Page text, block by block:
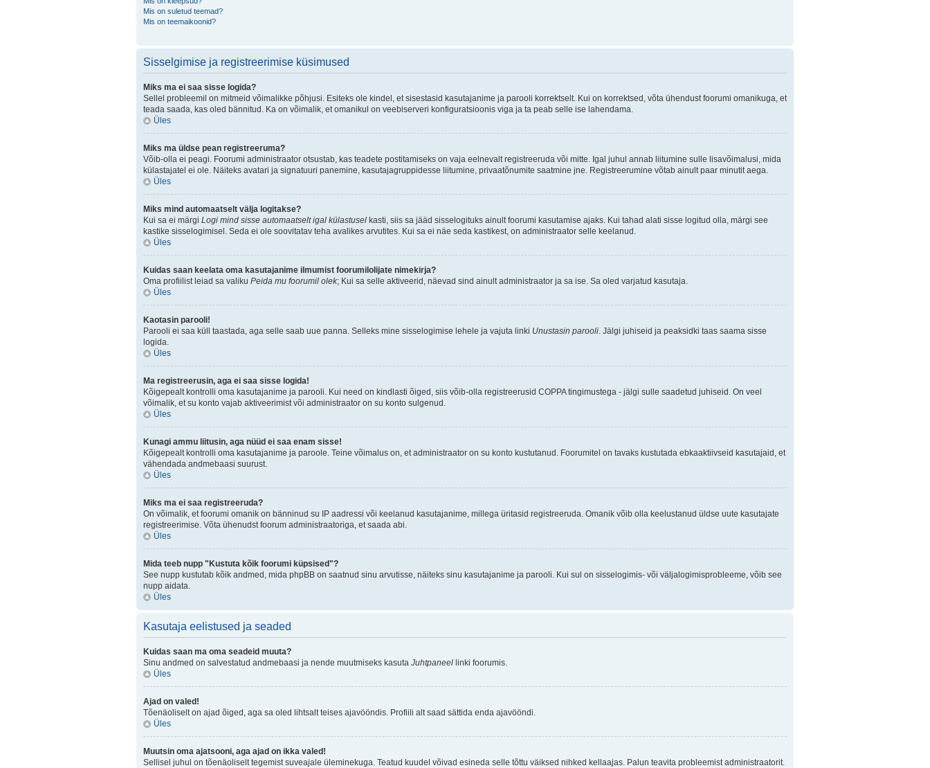
Mis on suletud teemad?
Mis on teemaikoonid?
Sisselgimise ja registreerimise küsimused
Miks ma ei saa sisse logida?
Sellel probleemil on mitmeid võimalikke põhjusi. Esiteks ole kindel, et sisestasid kasutajanime ja parooli korrektselt. Kui on korrektsed, võta ühendust foorumi omanikuga, et
teada saada, kas oled bännitud. Ka on võimalik, et omanikul on veebiserveri konfiguratsioonis viga ja ta peab selle ise lahendama.
Üles
Miks ma üldse pean registreeruma?
Võib-olla ei peagi. Foorumi administraator otsustab, kas teadete postitamiseks on vaja eelnevalt registreeruda või mitte. Igal juhul annab liitumine sulle lisavõimalusi, mida
külastajatel ei ole. Näiteks avatari ja signatuuri panemine, kasutajagruppidesse liitumine, privaatõnumite saatmine jne. Registreerumine võtab ainult paar minutit aega.
Üles
Miks mind automaatselt välja logitakse?
Kui sa ei märgi Logi mind sisse automaatselt igal külastusel kasti, siis sa jääd sisselogituks ainult foorumi kasutamise ajaks. Kui tahad alati sisse logitud olla, märgi see
kastike sisselogimisel. Seda ei ole soovitatav teha avalikes arvutites. Kui sa ei näe seda kastikest, on administraator selle keelanud.
Üles
Kuidas saan keelata oma kasutajanime ilmumist foorumilolijate nimekirja?
Oma profiilist leiad sa valiku Peida mu foorumil olek; Kui sa selle aktiveerid, näevad sind ainult administraator ja sa ise. Sa oled varjatud kasutaja.
Üles
Kaotasin parooli!
Parooli ei saa küll taastada, aga selle saab uue panna. Selleks mine sisselogimise lehele ja vajuta linki Unustasin parooli. Jälgi juhiseid ja peaksidki taas saama sisse
logida.
Üles
Ma registreerusin, aga ei saa sisse logida!
Kõigepealt kontrolli oma kasutajanime ja parooli. Kui need on kindlasti õiged, siis võib-olla registreerusid COPPA tingimustega - jälgi sulle saadetud juhiseid. On veel
võimalik, et su konto vajab aktiveerimist või administraator on su konto sulgenud.
Üles
Kunagi ammu liitusin, aga nüüd ei saa enam sisse!
Kõigepealt kontrolli oma kasutajanime ja paroole. Teine võimalus on, et administraator on su konto kustutanud. Foorumitel on tavaks kustutada ebkaaktiivseid kasutajaid, et
vähendada andmebaasi suurust.
Üles
Miks ma ei saa registreeruda?
On võimalik, et foorumi omanik on bänninud su IP aadressi või keelanud kasutajanime, millega üritasid registreeruda. Omanik võib olla keelustanud üldse uute kasutajate
registreerimise. Võta ühenudst foorum administraatoriga, et saada abi.
Üles
Mida teeb nupp "Kustuta kõik foorumi küpsised"?
See nupp kustutab kõik andmed, mida phpBB on saatnud sinu arvutisse, näiteks sinu kasutajanime ja parooli. Kui sul on sisselogimis- või väljalogimisprobleeme, võib see
nupp aidata.
Üles
Kasutaja eelistused ja seaded
Kuidas saan ma oma seadeid muuta?
Sinu andmed on salvestatud andmebaasi ja nende muutmiseks kasuta Juhtpaneel linki foorumis.
Üles
Ajad on valed!
Tõenäoliselt on ajad õiged, aga sa oled lihtsalt teises ajavööndis. Profiili alt saad sättida enda ajavööndi.
Üles
Muutsin oma ajatsooni, aga ajad on ikka valed!
Sellisel juhul on tõenäoliselt tegemist suveajale üleminekuga. Teatud kuudel võivad esineda selle tõttu väiksed nihked kellaajas. Palun teavita probleemist administraatorit.